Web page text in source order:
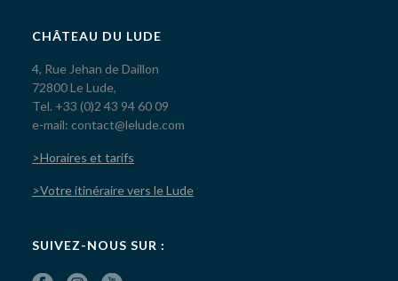
CHÂTEAU DU LUDE
4, Rue Jehan de Daillon
72800 Le Lude,
Tel. +33 (0)2 43 94 60 09
e-mail: contact@lelude.com
>Horaires et tarifs
>Votre itinéraire vers le Lude
SUIVEZ-NOUS SUR :